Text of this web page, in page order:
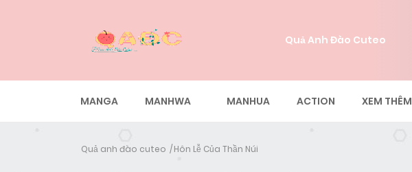
Quả Anh Đào Cuteo
MANGA MANHWA MANHUA ACTION XEM THÊM
Quả anh đào cuteo Hôn Lễ Của Thần Núi